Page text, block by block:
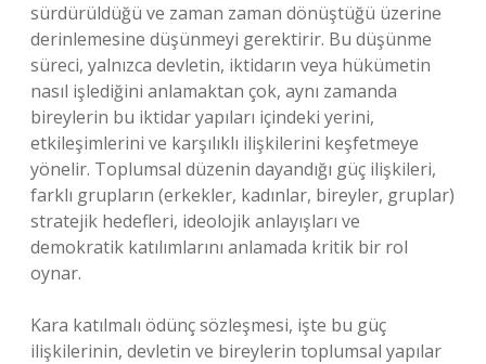
sürdürüldüğü ve zaman zaman dönüştüğü üzerine
derinlemesine düşünmeyi gerektirir. Bu düşünme
süreci, yalnızca devletin, iktidarın veya hükümetin
nasıl işlediğini anlamaktan çok, aynı zamanda
bireylerin bu iktidar yapıları içindeki yerini,
etkileşimlerini ve karşılıklı ilişkilerini keşfetmeye
yönelir. Toplumsal düzenin dayandığı güç ilişkileri,
farklı grupların (erkekler, kadınlar, bireyler, gruplar)
stratejik hedefleri, ideolojik anlayışları ve
demokratik katılımlarını anlamada kritik bir rol
oynar.
Kara katılmalı ödünç sözleşmesi, işte bu güç
ilişkilerinin, devletin ve bireylerin toplumsal yapılar